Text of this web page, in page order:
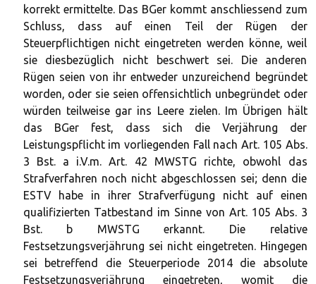
korrekt ermittelte. Das BGer kommt anschliessend zum
Schluss, dass auf einen Teil der Rügen der
Steuerpflichtigen nicht eingetreten werden könne, weil
sie diesbezüglich nicht beschwert sei. Die anderen
Rügen seien von ihr entweder unzureichend begründet
worden, oder sie seien offensichtlich unbegründet oder
würden teilweise gar ins Leere zielen. Im Übrigen hält
das BGer fest, dass sich die Verjährung der
Leistungspflicht im vorliegenden Fall nach Art. 105 Abs.
3 Bst. a i.V.m. Art. 42 MWSTG richte, obwohl das
Strafverfahren noch nicht abgeschlossen sei; denn die
ESTV habe in ihrer Strafverfügung nicht auf einen
qualifizierten Tatbestand im Sinne von Art. 105 Abs. 3
Bst. b MWSTG erkannt. Die relative
Festsetzungsverjährung sei nicht eingetreten. Hingegen
sei betreffend die Steuerperiode 2014 die absolute
Festsetzungsverjährung eingetreten, womit die